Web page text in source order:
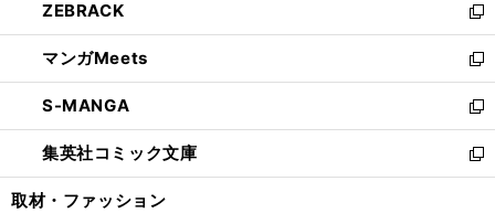
く
で
開
く
ド
ウ
で
開
く
ィ
ン
ド
ウ
で
開
く
い
ウ
ィ
ン
ド
ウ
で
開
ZEBRACK
新
し
い
ウ
ィ
ン
ド
ウ
マンガMeets
新
し
い
ウ
ィ
ン
S-MANGA
新
し
い
ウ
集英社コミック文庫
新
し
取材・ファッション